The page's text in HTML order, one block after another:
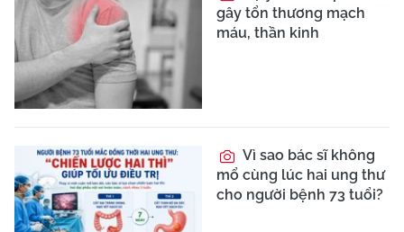
gây tổn thương mạch
máu, thần kinh
Vì sao bác sĩ không
mổ cùng lúc hai ung thư
cho người bệnh 73 tuổi?